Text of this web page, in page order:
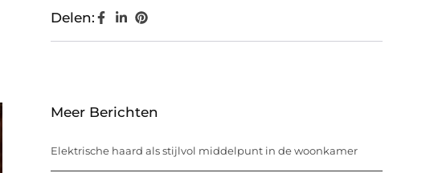
Delen:
Meer Berichten
Elektrische haard als stijlvol middelpunt in de woonkamer